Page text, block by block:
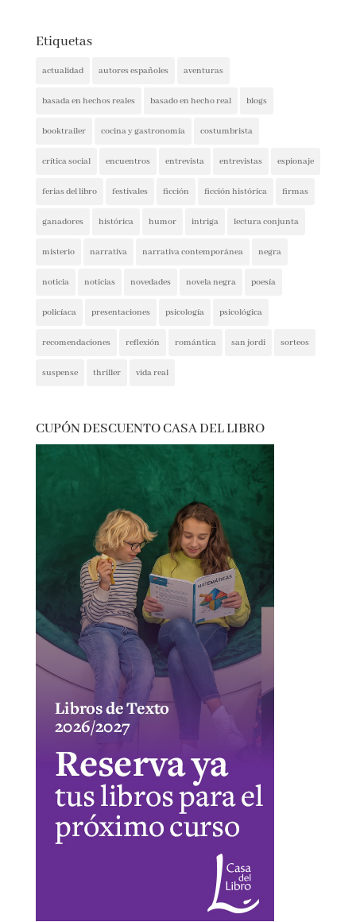
Etiquetas
actualidad autores españoles aventuras
basada en hechos reales basado en hecho real blogs
booktrailer cocina y gastronomía costumbrista
crítica social encuentros entrevista entrevistas espionaje
ferias del libro festivales ficción ficción histórica firmas
ganadores histórica humor intriga lectura conjunta
misterio narrativa narrativa contemporánea negra
noticia noticias novedades novela negra poesía
policíaca presentaciones psicología psicológica
recomendaciones reflexión romántica san jordi sorteos
suspense thriller vida real
CUPÓN DESCUENTO CASA DEL LIBRO